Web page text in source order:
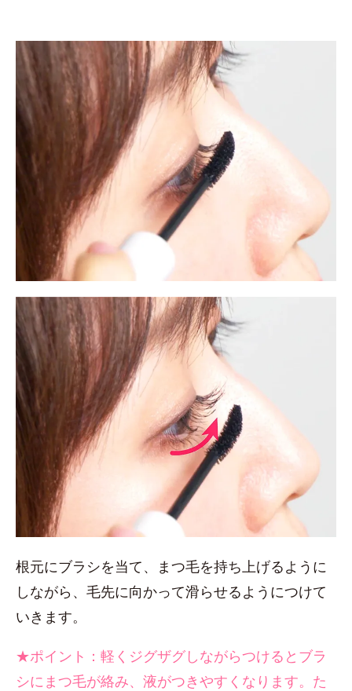
根元にブラシを当て、まつ毛を持ち上げるように
しながら、毛先に向かって滑らせるようにつけて
いきます。
★ポイント：軽くジグザグしながらつけるとブラ
シにまつ毛が絡み、液がつきやすくなります。た